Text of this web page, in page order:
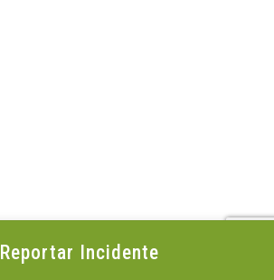
Reportar Incidente